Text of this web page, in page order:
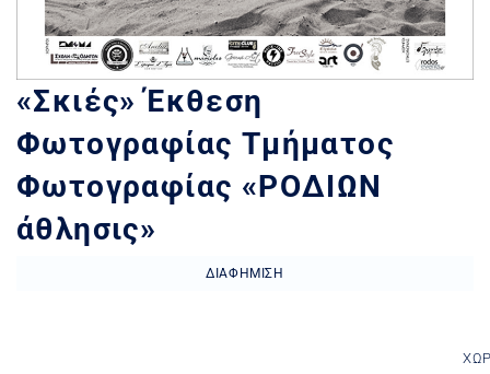
«Σκιές» Έκθεση
Φωτογραφίας Τμήματος
Φωτογραφίας «ΡΟΔΙΩΝ
άθλησις»
ΔΙΑΦΉΜΙΣΗ